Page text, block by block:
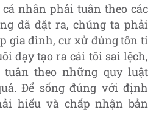
nhân phải tuân theo các
đã đặt ra, chúng ta phải
gia đình, cư xử đúng tôn ti
dạy tạo ra cái tôi sai lệch,
theo những quy luật
Để sống đúng với định
hiểu và chấp nhận bản